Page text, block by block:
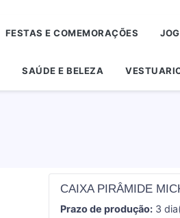
FESTAS E COMEMORAÇÕES
SAÚDE E BELEZA
CAIXA PIRÂMIDE
Prazo de produção:3